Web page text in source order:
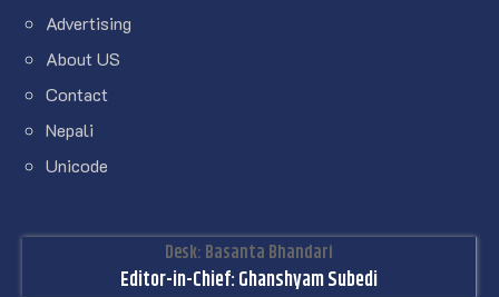
Advertising
About US
Contact
Nepali
Unicode
Desk: Basanta Bhandari
Editor-in-Chief: Ghanshyam Subedi